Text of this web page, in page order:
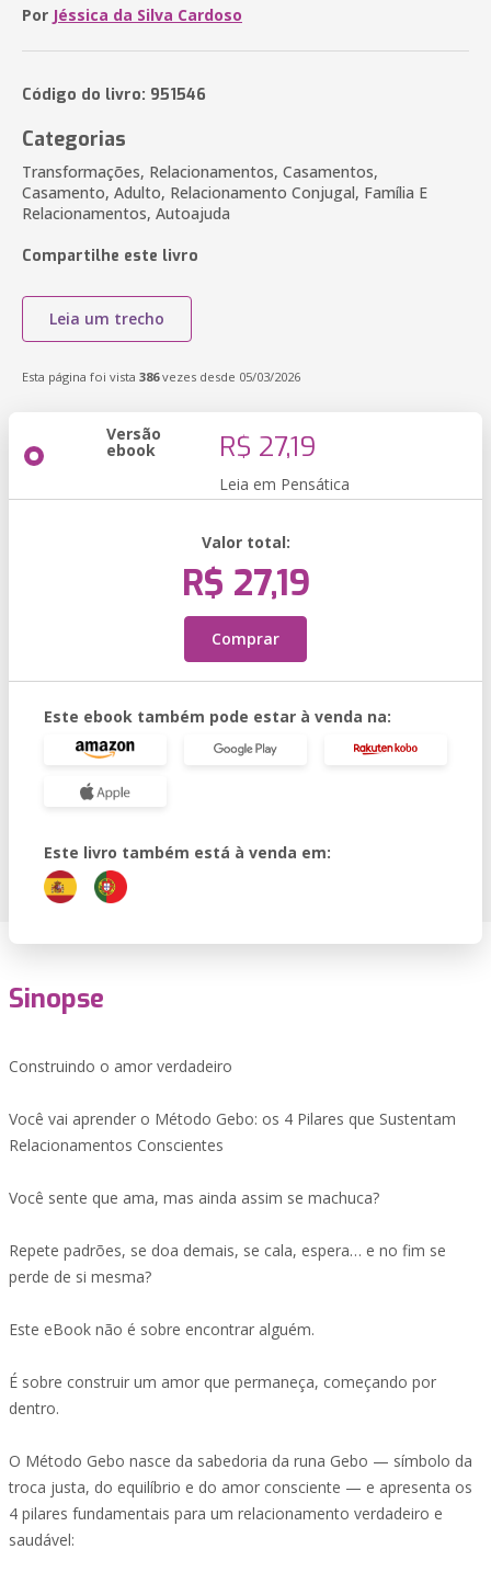
Por Jéssica da Silva Cardoso
Código do livro: 951546
Categorias
Transformações, Relacionamentos, Casamentos,
Casamento, Adulto, Relacionamento Conjugal, Família E
Relacionamentos, Autoajuda
Compartilhe este livro
Leia um trecho
Esta página foi vista 386vezes desde 05/03/2026
Versão
ebook R$ 27,19
Leia em Pensática
Valor total:
R$ 27,19
Comprar
Este ebook também pode estar à venda na:
Este livro também está à venda em:
Sinopse
Construindo o amor verdadeiro
Você vai aprender o Método Gebo: os 4 Pilares que Sustentam
Relacionamentos Conscientes
Você sente que ama, mas ainda assim se machuca?
Repete padrões, se doa demais, se cala, espera… e no fim se
perde de si mesma?
Este eBook não é sobre encontrar alguém.
É sobre construir um amor que permaneça, começando por
dentro.
O Método Gebo nasce da sabedoria da runa Gebo — símbolo da
troca justa, do equilíbrio e do amor consciente — e apresenta os
4 pilares fundamentais para um relacionamento verdadeiro e
saudável: